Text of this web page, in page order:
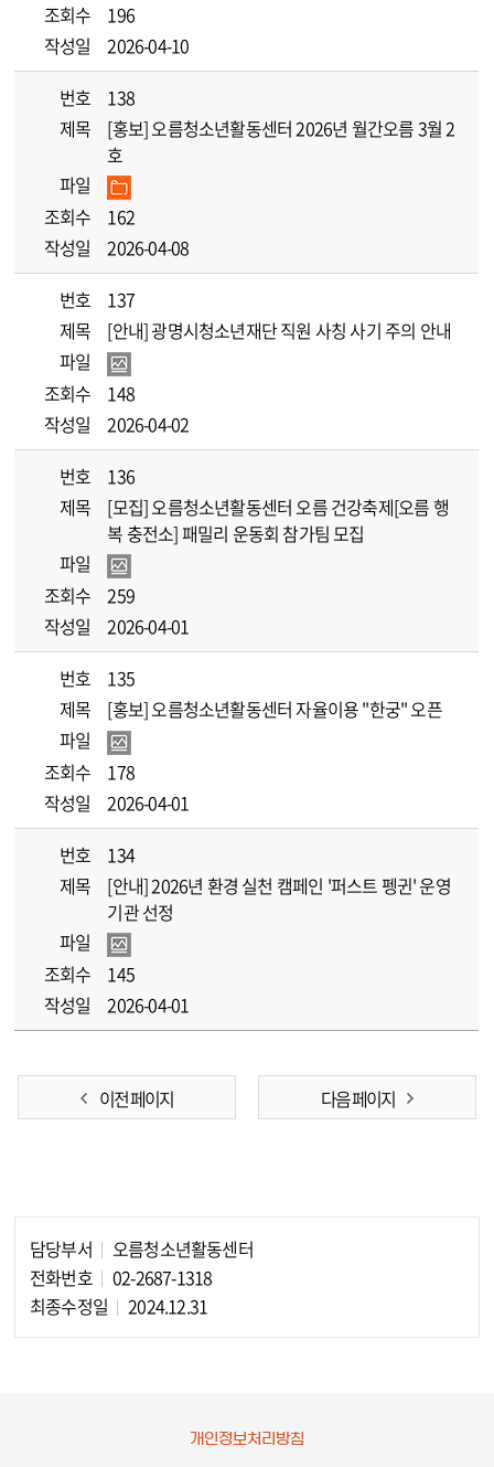
조회수
196
작성일
2026-04-10
번호
138
제목
[홍보] 오름청소년활동센터 2026년 월간오름 3월 2
호
파일
조회수
162
작성일
2026-04-08
번호
137
제목
[안내] 광명시청소년재단 직원 사칭 사기 주의 안내
파일
조회수
148
작성일
2026-04-02
번호
136
제목
[모집] 오름청소년활동센터 오름 건강축제[오름 행
복 충전소] 패밀리 운동회 참가팀 모집
파일
조회수
259
작성일
2026-04-01
번호
135
제목
[홍보] 오름청소년활동센터 자율이용 "한궁" 오픈
파일
조회수
178
작성일
2026-04-01
번호
134
제목
[안내] 2026년 환경 실천 캠페인 '퍼스트 펭귄' 운영
기관 선정
파일
조회수
145
작성일
2026-04-01
이전 페이지 다음 페이지
담당부서
오름청소년활동센터
전화번호
02-2687-1318
최종수정일
2024.12.31
개인정보처리방침